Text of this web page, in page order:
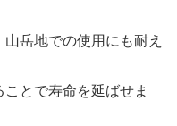
岳地での使用にも耐え
とで寿命を延ばせま